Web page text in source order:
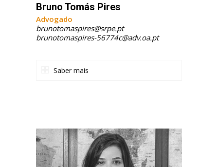
Bruno Tomás Pires
Advogado
brunotomaspires@srpe.pt
brunotomaspires-56774c@adv.oa.pt
Saber mais